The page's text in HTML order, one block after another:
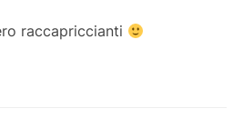
raccapriccianti